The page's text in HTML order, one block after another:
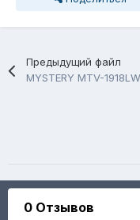
Предыдущий файл
0 Отзывов